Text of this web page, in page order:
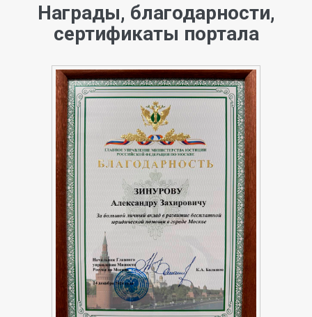
Награды, благодарности,
сертификаты портала